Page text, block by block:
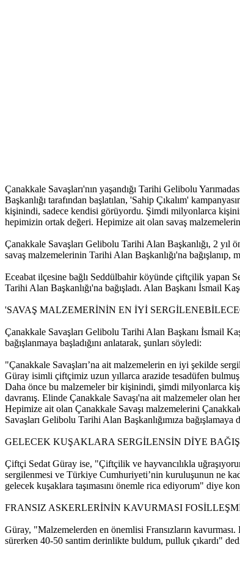
Çanakkale Savaşları'nın yaşandığı Tarihi Gelibolu
Başkanlığı tarafından başlatılan, 'Sahip Çıkalım'
kişinindi, sadece kendisi görüyordu. Şimdi milyonlarca
hepimizin ortak değeri. Hepimize ait olan savaş
Çanakkale Savaşları Gelibolu Tarihi Alan Başkanlığı, 2 yıl
savaş malzemelerinin Tarihi Alan Başkanlığı'na bağışlanıp,
Eceabat ilçesine bağlı Seddülbahir köyünde çiftçilik yapan
Tarihi Alan Başkanlığı'na bağışladı. Alan Başkanı İsmail
'SAVAŞ MALZEMERİNİN EN İYİ
Çanakkale Savaşları Gelibolu Tarihi Alan Başkanı İsmail
bağışlanmaya başladığını anlatarak, şunları söyledi:
"Çanakkale Savaşları’na ait malzemelerin en iyi şekilde
Güray isimli çiftçimiz uzun yıllarca arazide tesadüfen
Daha önce bu malzemeler bir kişinindi, şimdi milyonlarca
davranış. Elinde Çanakkale Savaşı'na ait malzemeler olan
Hepimize ait olan Çanakkale Savaşı malzemelerini
Savaşları Gelibolu Tarihi Alan Başkanlığımıza bağışlamaya
GELECEK KUŞAKLARA SERGİLENSİN DİYE
Çiftçi Sedat Güray ise, "Çiftçilik ve hayvancılıkla
sergilenmesi ve Türkiye Cumhuriyeti’nin kuruluşunun ne
gelecek kuşaklara taşımasını önemle rica ediyorum" diye
FRANSIZ ASKERLERİNİN KAVURMASI
Güray, "Malzemelerden en önemlisi Fransızların
sürerken 40-50 santim derinlikte buldum, pulluk çıkardı"